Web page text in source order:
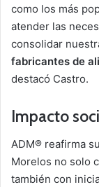
como los más
atender las
consolidar
fabricantes de
destacó Castro.
Impacto
ADM® reafirma
Morelos no solo
también con